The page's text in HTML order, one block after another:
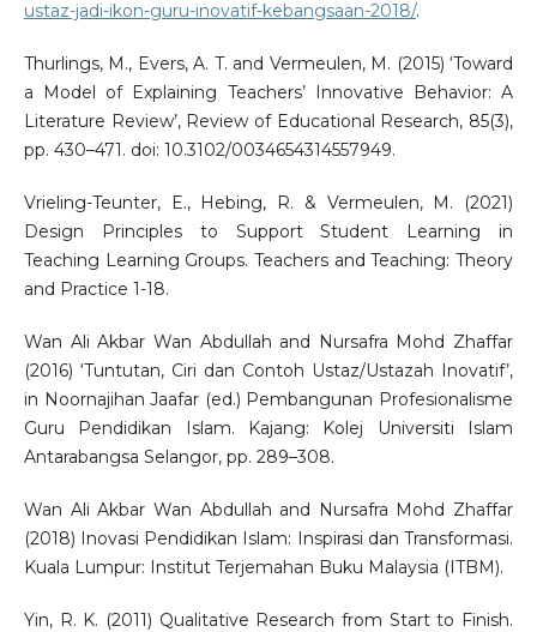
ustaz-jadi-ikon-guru-inovatif-kebangsaan-2018/.
Thurlings, M., Evers, A. T. and Vermeulen, M. (2015) ‘Toward
a Model of Explaining Teachers’ Innovative Behavior: A
Literature Review’, Review of Educational Research, 85(3),
pp. 430–471. doi: 10.3102/0034654314557949.
Vrieling-Teunter, E., Hebing, R. & Vermeulen, M. (2021)
Design Principles to Support Student Learning in
Teaching Learning Groups. Teachers and Teaching: Theory
and Practice 1-18.
Wan Ali Akbar Wan Abdullah and Nursafra Mohd Zhaffar
(2016) ‘Tuntutan, Ciri dan Contoh Ustaz/Ustazah Inovatif’,
in Noornajihan Jaafar (ed.) Pembangunan Profesionalisme
Guru Pendidikan Islam. Kajang: Kolej Universiti Islam
Antarabangsa Selangor, pp. 289–308.
Wan Ali Akbar Wan Abdullah and Nursafra Mohd Zhaffar
(2018) Inovasi Pendidikan Islam: Inspirasi dan Transformasi.
Kuala Lumpur: Institut Terjemahan Buku Malaysia (ITBM).
Yin, R. K. (2011) Qualitative Research from Start to Finish.